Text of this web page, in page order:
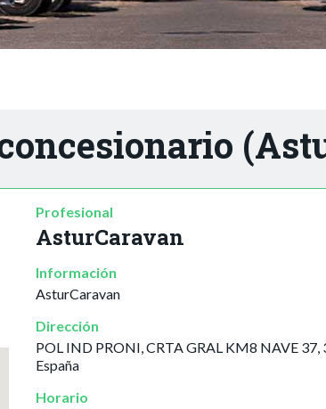
Profesional
AsturCaravan
Información
AsturCaravan
Dirección
POL IND PRONI, CRTA GRAL KM8 NAVE 37,
España
Horario